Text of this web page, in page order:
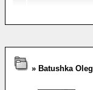
» Batushka Oleg